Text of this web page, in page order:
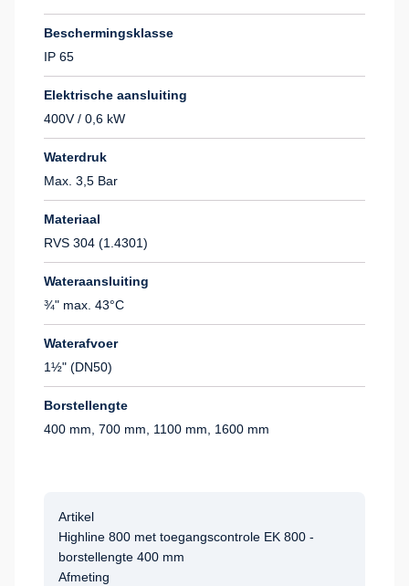
Beschermingsklasse
IP 65
Elektrische aansluiting
400V / 0,6 kW
Waterdruk
Max. 3,5 Bar
Materiaal
RVS 304 (1.4301)
Wateraansluiting
¾" max. 43°C
Waterafvoer
1½" (DN50)
Borstellengte
400 mm, 700 mm, 1100 mm, 1600 mm
Artikel
Highline 800 met toegangscontrole EK 800 -
borstellengte 400 mm
Afmeting